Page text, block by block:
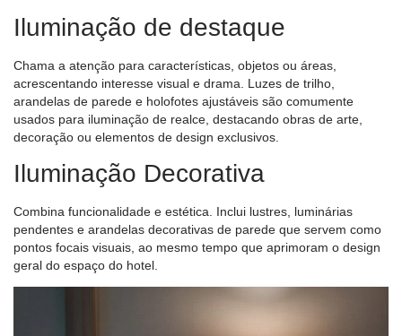
Iluminação de destaque
Chama a atenção para características, objetos ou áreas,
acrescentando interesse visual e drama. Luzes de trilho,
arandelas de parede e holofotes ajustáveis são comumente
usados ​​para iluminação de realce, destacando obras de arte,
decoração ou elementos de design exclusivos.
Iluminação Decorativa
Combina funcionalidade e estética. Inclui lustres, luminárias
pendentes e arandelas decorativas de parede que servem como
pontos focais visuais, ao mesmo tempo que aprimoram o design
geral do espaço do hotel.